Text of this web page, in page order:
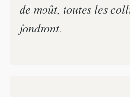
de moût, toutes les
fondront.